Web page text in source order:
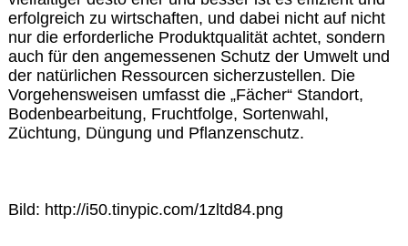
erfolgreich zu wirtschaften, und dabei nicht auf nicht
nur die erforderliche Produktqualität achtet, sondern
auch für den angemessenen Schutz der Umwelt und
der natürlichen Ressourcen sicherzustellen. Die
Vorgehensweisen umfasst die „Fächer“ Standort,
Bodenbearbeitung, Fruchtfolge, Sortenwahl,
Züchtung, Düngung und Pflanzenschutz.
Bild: http://i50.tinypic.com/1zltd84.png